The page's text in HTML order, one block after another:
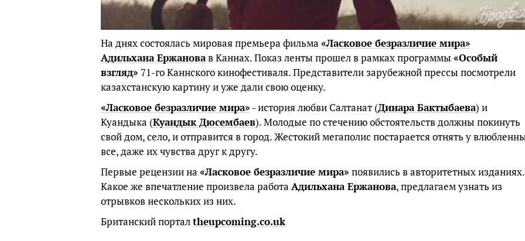
На днях состоялась мировая премьера фильма «Ласковое безразличие мира»
Адильхана Ержановав Каннах. Показ ленты прошел в рамках программы «Особый
взгляд» 71-го Каннского кинофестиваля. Представители зарубежной прессы посмотрели
казахстанскую картину и уже дали свою оценку.
«Ласковое безразличие мира» - история любви Салтанат (Динара Бактыбаева) и
Куандыка (Куандык Дюсембаев). Молодые по стечению обстоятельств должны покинуть
свой дом, село, и отправится в город. Жестокий мегаполис постарается отнять у
все, даже их чувства друг к другу.
Первые рецензии на «Ласковое безразличие мира» появились в авторитетных изданиях.
Какое же впечатление произвела работа Адильхана Ержанова, предлагаем узнать из
отрывков нескольких из них.
Британский порталtheupcoming.co.uk